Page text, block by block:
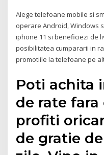
Alege telefoane mobile si
operare Android, Windows
iphone 11 si beneficiezi de
posibilitatea cumpararii in
promotiile la telefoane pe
Poti achita
de rate fara
profiti
de gratie